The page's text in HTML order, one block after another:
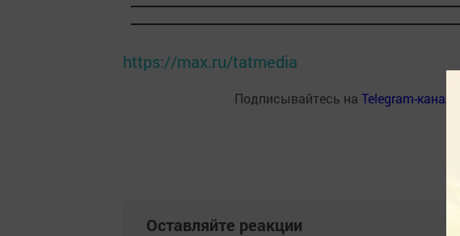
https://max.ru/tatmedia
Подписывайтесь на Telegram-канал
Оставляйте реакции